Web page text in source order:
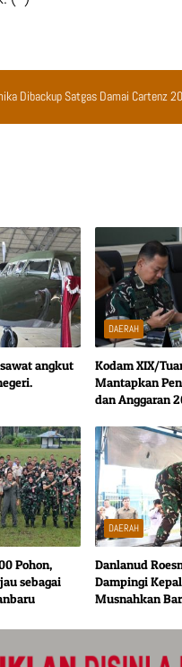
Dibackup Satgas Damai Cartenz
angkut
DAERAH
Kodam XIX/
Mantapkan
dan Anggaran
Pohon,
sebagai
DAERAH
Danlanud
Dampingi
Musnahkan